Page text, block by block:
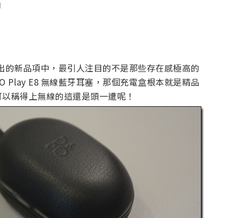
新品項中，最引人注目的不是那些存在感極高的
Play E8 無線藍牙耳塞，那個充電盒根本就是精品
稱得上無線的這還是頭一遭呢！